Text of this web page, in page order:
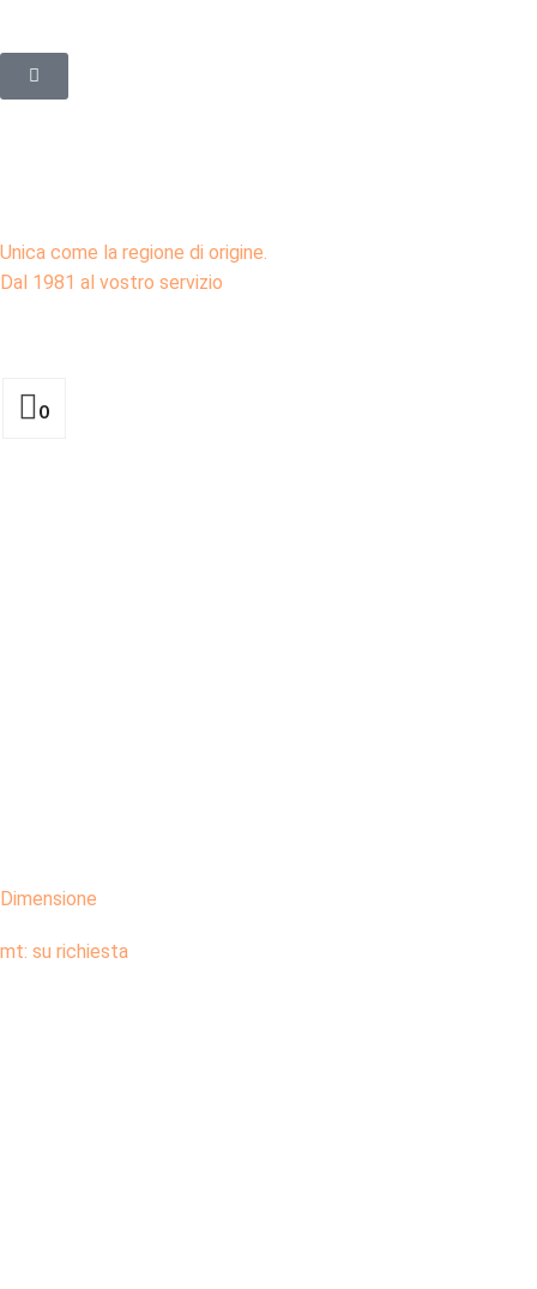
Unica come la regione di origine.
Dal 1981 al vostro servizio
0
Dimensione
mt: su richiesta